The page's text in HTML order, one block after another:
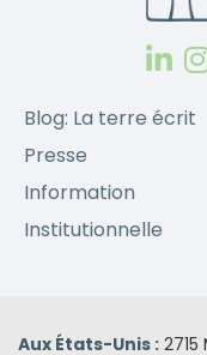
Blog: La terre écrit
Presse
Information
Institutionnelle
Aux États-Unis :